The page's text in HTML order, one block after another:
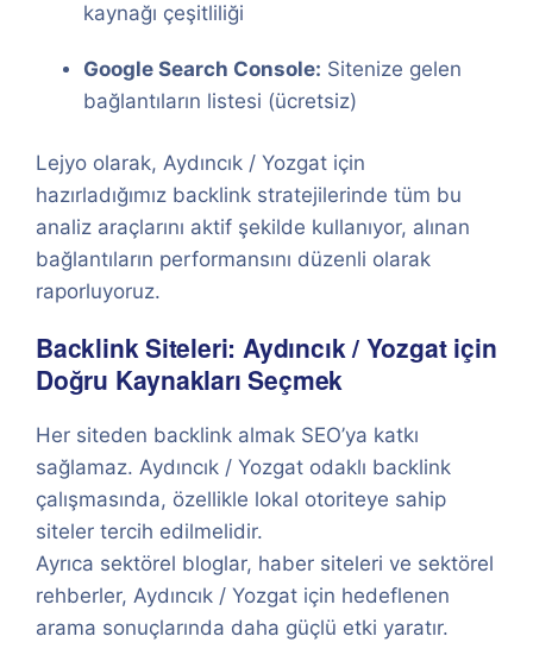
kaynağı çeşitliliği
Google Search Console: Sitenize gelen
bağlantıların listesi (ücretsiz)
Lejyo olarak, Aydıncık / Yozgat için
hazırladığımız backlink stratejilerinde tüm bu
analiz araçlarını aktif şekilde kullanıyor, alınan
bağlantıların performansını düzenli olarak
raporluyoruz.
Backlink Siteleri: Aydıncık / Yozgat için
Doğru Kaynakları Seçmek
Her siteden backlink almak SEO’ya katkı
sağlamaz. Aydıncık / Yozgat odaklı backlink
çalışmasında, özellikle lokal otoriteye sahip
siteler tercih edilmelidir.
Ayrıca sektörel bloglar, haber siteleri ve sektörel
rehberler, Aydıncık / Yozgat için hedeflenen
arama sonuçlarında daha güçlü etki yaratır.